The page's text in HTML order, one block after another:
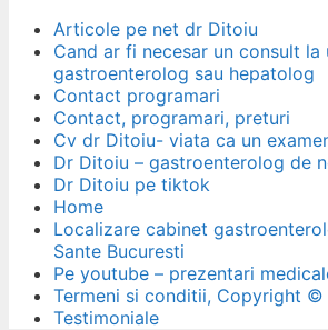
Articole pe net dr Ditoiu
Cand ar fi necesar un consult la
gastroenterolog sau hepatolog
Contact programari
Contact, programari, preturi
Cv dr Ditoiu- viata ca un
Dr Ditoiu – gastroenterolog de
Dr Ditoiu pe tiktok
Home
Localizare cabinet
Sante Bucuresti
Pe youtube – prezentari
Termeni si conditii, Copyright ©
Testimoniale